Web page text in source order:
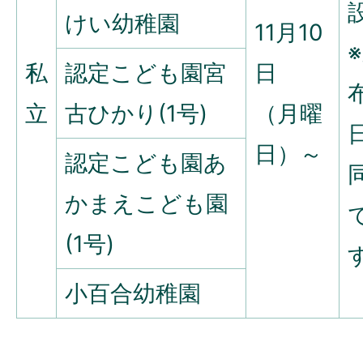
私
立
11月10
日
（月曜
日）～
けい幼稚園
認定こども園宮
古ひかり(1号)
認定こども園あ
かまえこども園
(1号)
小百合幼稚園